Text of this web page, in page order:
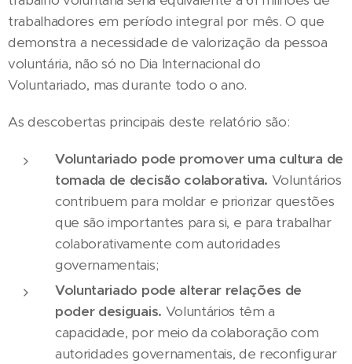
trabalhadores em período integral por mês. O que
demonstra a necessidade de valorização da pessoa
voluntária, não só no Dia Internacional do
Voluntariado, mas durante todo o ano.
As descobertas principais deste relatório são:
Voluntariado pode promover uma cultura de
tomada de decisão colaborativa. Voluntários
contribuem para moldar e priorizar questões
que são importantes para si, e para trabalhar
colaborativamente com autoridades
governamentais;
Voluntariado pode alterar relações de
poder desiguais. Voluntários têm a
capacidade, por meio da colaboração com
autoridades governamentais, de reconfigurar